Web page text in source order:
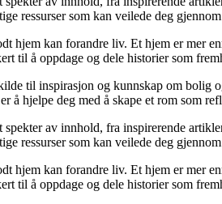
ressurser som kan veilede deg
hjem kan forandre liv. Et hjem er mer
til å oppdage og dele historier som
til inspirasjon og kunnskap om bolig
å hjelpe deg med å skape et rom som
av innhold, fra inspirerende
ressurser som kan veilede deg
hjem kan forandre liv. Et hjem er mer
til å oppdage og dele historier som